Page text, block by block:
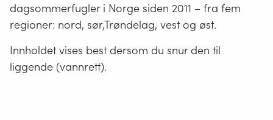
dagsommerfugler i Norge siden 2011 – fra fem
regioner: nord, sør,Trøndelag, vest og øst.
Innholdet vises best dersom du snur den til
liggende (vannrett).